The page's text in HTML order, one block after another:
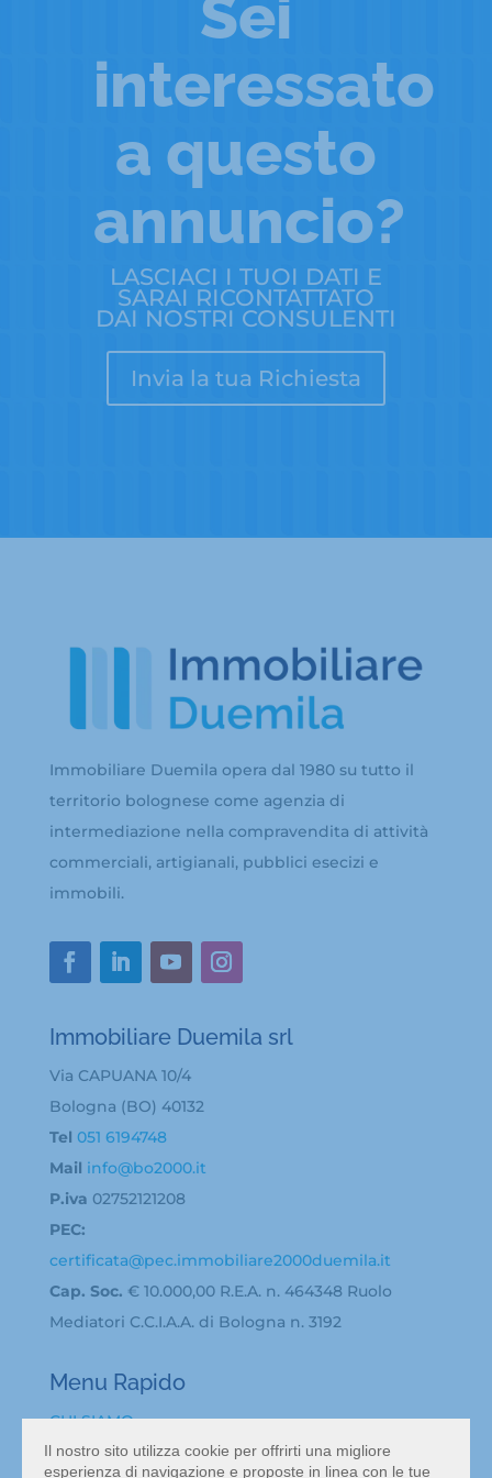
Sei
interessato
a questo
annuncio?
LASCIACI I TUOI DATI E
SARAI RICONTATTATO
DAI NOSTRI CONSULENTI
Invia la tua Richiesta
Immobiliare Duemila opera dal 1980 su tutto il
territorio bolognese come agenzia di
intermediazione nella compravendita di attività
commerciali, artigianali, pubblici esecizi e
immobili.
Immobiliare Duemila srl
Via CAPUANA 10/4
Bologna (BO) 40132
Tel 051 6194748
Mail info@bo2000.it
P.iva 02752121208
PEC:
certificata@pec.immobiliare2000duemila.it
Cap. Soc. € 10.000,00 R.E.A. n. 464348 Ruolo
Mediatori C.C.I.A.A. di Bologna n. 3192
Menu Rapido
CHI SIAMO
BACHECA ANNUNCI
Il nostro sito utilizza cookie per offrirti una migliore
esperienza di navigazione e proposte in linea con le tue